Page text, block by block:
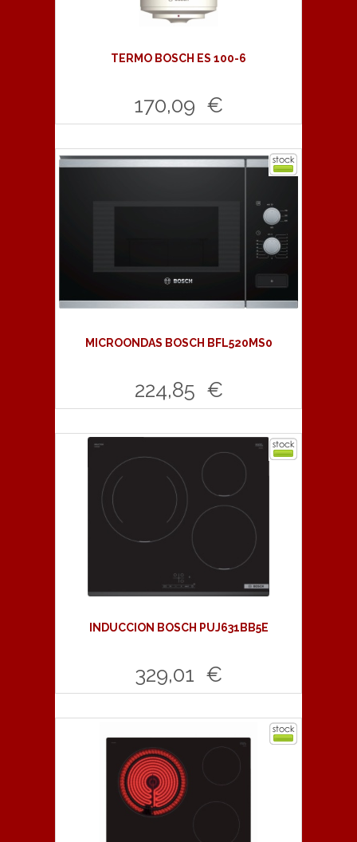
TERMO BOSCH ES 100-6
170,09 €
Comprar
MICROONDAS BOSCH BFL520MS0
224,85 €
Comprar
INDUCCION BOSCH PUJ631BB5E
329,01 €
Comprar